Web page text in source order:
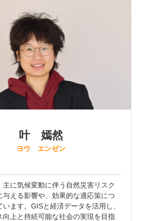
叶 嫣然
ヨウ エンゼン
主に気候変動に伴う自然災害リスク
与える影響や、効果的な適応策につ
います。GISと経済データを活用し、
向上と持続可能な社会の実現を目指